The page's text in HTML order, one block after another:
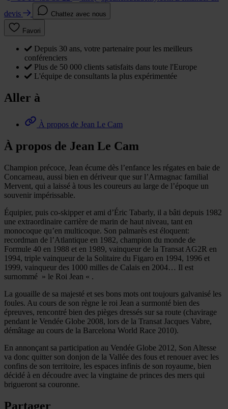
devis
Chattez avec nous
Favori
Depuis 30 ans, votre partenaire pour les meilleurs
conférenciers
Plus de 50 000 clients satisfaits dans toute l'Europe
L'équipe de consultants la plus expérimentée
Aller à
À propos de Jean Le Cam
À propos de Jean Le Cam
Champion précoce, Jean écume dès l’enfance les régates en baie de
Concarneau, aussi bien en dériveur que sur l’Armagnac familial
Mervent, qui a laissé à tous les coureurs au large de l’époque un
souvenir impérissable.
Équipier, puis co-skipper et ami d’Éric Tabarly, il a bâti depuis 1982
une extraordinaire carrière de marin de haut niveau, tant en
monocoque qu’en multicoque. Son palmarès est éloquent:
recordman de l’Atlantique en 1982, champion du monde de
Formule 40 en 1988 et en 1989, vainqueur de la Transat AG2R en
1994, triple vainqueur de la Solitaire du Figaro en 1994, 1996 et
1999, vainqueur des 1000 milles de Calais en 2004… Il est
surnommé » le Roi Jean « .
La gouaille de sa majesté et ses bons mots ont toujours galvanisé les
foules. Au cours de son règne le roi Jean a surmonté bien des
épreuves, rencontré bien des pièges dressés sur sa route (chavirage
pendant le Vendée Globe 2008, lors de la Transat Jacques Vabre,
démâtage au cours de la Barcelona World Race 2010).
En annonçant sa participation au Vendée Globe 2012, Son Altesse
va donc quitter son donjon de la Vallée des fous et renouer avec les
confins de son territoire, les espaces infinis de son royaume, bien
décidé à en découdre avec la vingtaine de princes des mers qui
brigueront sa couronne.
Partager